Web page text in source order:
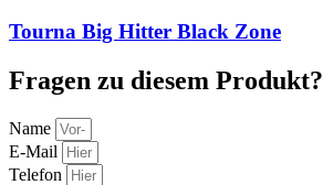
Tourna Big Hitter Black Zone
Fragen zu diesem Produkt?
Name
E-Mail
Telefon